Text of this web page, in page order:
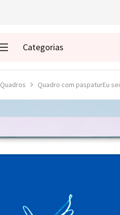
Categorias
Roupas
Quadros Quadro com paspaturEu sei